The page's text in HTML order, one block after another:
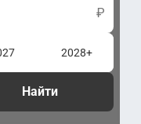
₽
2028+
Найти